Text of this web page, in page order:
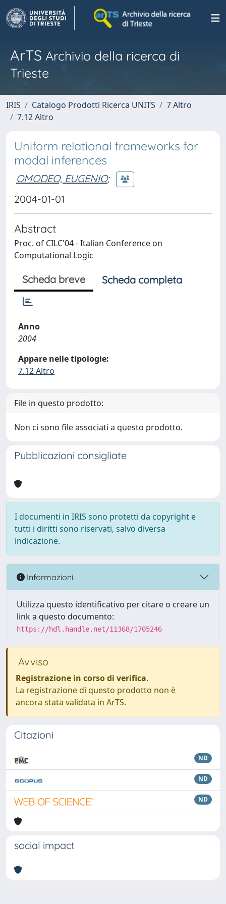
ArTS Archivio della ricerca di
Trieste
IRIS Catalogo Prodotti Ricerca UNITS
7 Altro
7.12 Altro
Uniform relational frameworks for
modal inferences
OMODEO, EUGENIO;
2004-01-01
Abstract
Proc. of CILC'04 - Italian Conference on
Computational Logic
Scheda breve Scheda completa
Anno
2004
Appare nelle tipologie:
7.12 Altro
File in questo prodotto:
Non ci sono file associati a questo prodotto.
Pubblicazioni consigliate
I documenti in IRIS sono protetti da copyright e
tutti i diritti sono riservati, salvo diversa
indicazione.
Informazioni
Utilizza questo identificativo per citare o creare un
link a questo documento:
https://hdl.handle.net/11368/1705246
Avviso
Registrazione in corso di verifica.
La registrazione di questo prodotto non è
ancora stata validata in ArTS.
Citazioni
ND
ND
ND
social impact